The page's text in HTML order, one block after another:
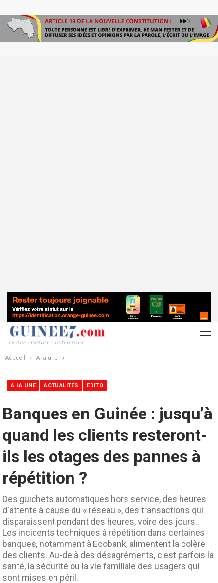
Accueil A la une
A LA UNE ACTUALITÉS EDITO
Banques en Guinée : jusqu’à
quand les clients resteront-
ils les otages des pannes à
répétition ?
Des guichets automatiques hors service, des heures
d'attente à cause du « réseau », des transactions qui
disparaissent pendant des heures, voire des jours...
Les incidents techniques à répétition dans certaines
banques, notamment à Ecobank, alimentent la colère
des clients. Au-delà des désagréments, c'est parfois la
santé, la sécurité ou la vie familiale des usagers qui
sont mises en péril.